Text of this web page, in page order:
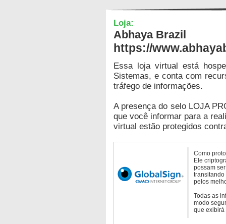
Loja:
Abhaya Brazil
https://
Essa loja virtual está
Sistemas, e conta com
tráfego de informações.
A presença do selo LOJA
que você informar para a
virtual estão protegidos
Como
Ele
possam
transitando
pelos
Todas as
modo
que exibirá